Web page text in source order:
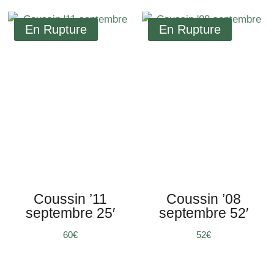
Coussin ’11
septembre 25′
€
Coussin ’08
septembre 52′
€